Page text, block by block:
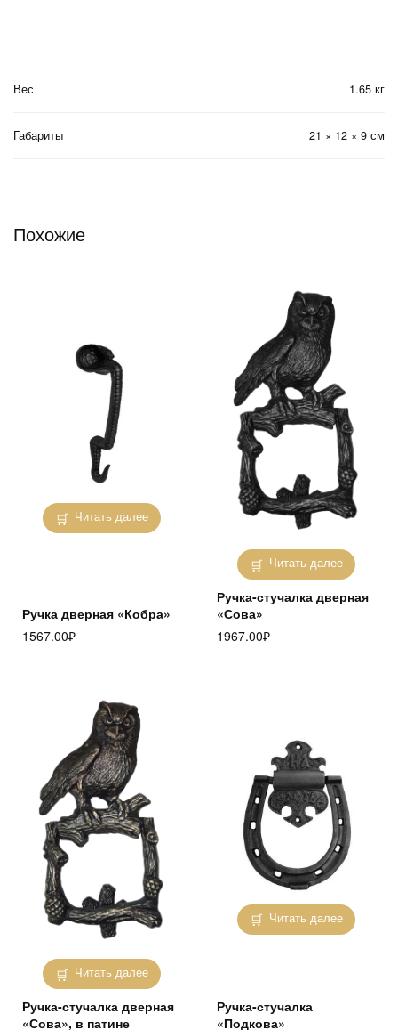
Вес 1.65 кг
Габариты 21 × 12 × 9 см
Похожие
Читать далее
Ручка дверная «Кобра»
1567.00₽
Читать далее
Ручка-стучалка дверная
«Сова»
1967.00₽
Читать далее
Ручка-стучалка дверная
«Сова», в патине
Читать далее
Ручка-стучалка
«Подкова»